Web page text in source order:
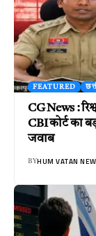
FEATURED
CG News :
CBI कोर्ट का
जवाब
BYHUM VATAN